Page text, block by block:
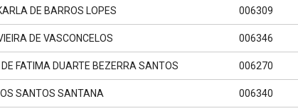
DE BARROS LOPES 006309
DE VASCONCELOS 006346
FATIMA DUARTE BEZERRA SANTOS 006270
SANTOS SANTANA 006340